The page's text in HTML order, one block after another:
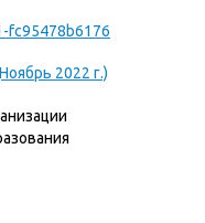
2022 г.)